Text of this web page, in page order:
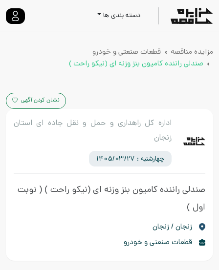
دسته بندی ها
مزایده مناقصه
قطعات صنعتی و خودرو
صندلی راننده کامیون بنز وزنه ای (نیکو راحت )
نشان کردن آگهی
اداره کل راهداری و حمل و نقل جاده ای استان
زنجان
چهارشنبه : 1405/03/27
صندلی راننده کامیون بنز وزنه ای (نیکو راحت ) ( نوبت
اول )
زنجان / زنجان
قطعات صنعتی و خودرو